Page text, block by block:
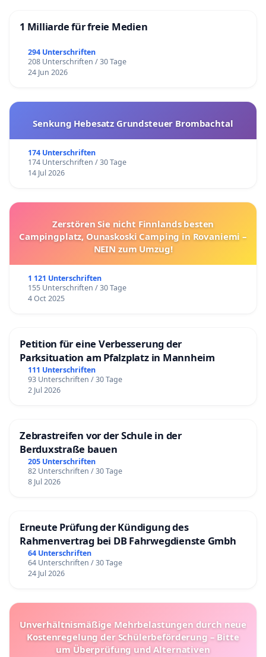
1 Milliarde für freie Medien
294 Unterschriften
208 Unterschriften / 30 Tage
24 Jun 2026
Senkung Hebesatz Grundsteuer Brombachtal
174 Unterschriften
174 Unterschriften / 30 Tage
14 Jul 2026
Zerstören Sie nicht Finnlands besten
Campingplatz, Ounaskoski Camping in Rovaniemi –
NEIN zum Umzug!
1 121 Unterschriften
155 Unterschriften / 30 Tage
4 Oct 2025
Petition für eine Verbesserung der
Parksituation am Pfalzplatz in Mannheim
111 Unterschriften
93 Unterschriften / 30 Tage
2 Jul 2026
Zebrastreifen vor der Schule in der
Berduxstraße bauen
205 Unterschriften
82 Unterschriften / 30 Tage
8 Jul 2026
Erneute Prüfung der Kündigung des
Rahmenvertrag bei DB Fahrwegdienste Gmbh
64 Unterschriften
64 Unterschriften / 30 Tage
24 Jul 2026
Unverhältnismäßige Mehrbelastungen durch neue
Kostenregelung der Schülerbeförderung – Bitte
um Überprüfung und Alternativen